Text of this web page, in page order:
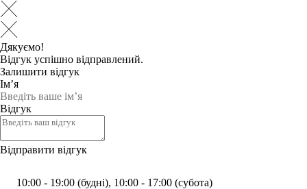
Дякуємо!
Відгук успішно відправлений.
Залишити відгук
Ім’я
Відгук
Відправити відгук
10:00 - 19:00 (будні), 10:00 - 17:00 (субота)